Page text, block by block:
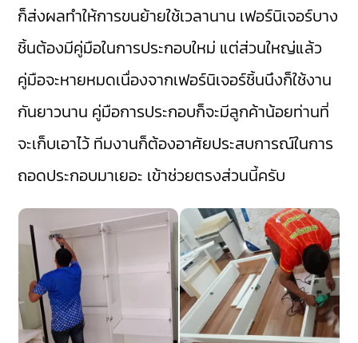
ก็ส่งผลทำให้การขนย้ายใช้เวลานาน เฟอร์นิเจอร์บาง
ชิ้นต้องมีคู่มือในการประกอบใหม่ แต่ส่วนใหญ่แล้ว
คู่มือจะหายหมดเนื่องจากเฟอร์นิเจอร์ชิ้นนึงก็ใช้งาน
กันยาวนาน คู่มือการประกอบก็จะมีลูกค้าน้อยท่านที่
จะเก็บเอาไว้ ทีมงานก็ต้องอาศัยประสบการณ์ในการ
ถอดประกอบมาเยอะ เข้าช่วยตรงส่วนนี้ครับ